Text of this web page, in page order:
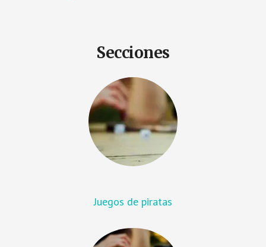
Secciones
Juegos de piratas